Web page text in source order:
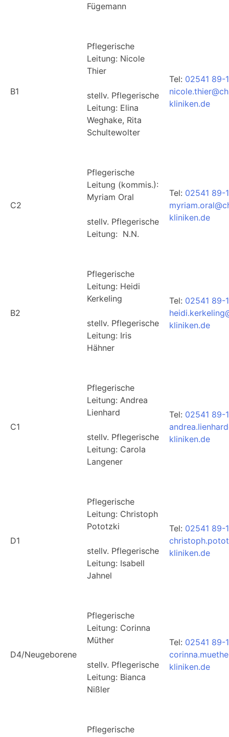
Fügemann
B1
Pflegerische
Leitung: Nicole
Thier
stellv. Pflegerische
Leitung: Elina
Weghake, Rita
Schultewolter
Tel: 02541 89-
kliniken.de
C2
Pflegerische
Leitung (kommis.):
Myriam Oral
stellv. Pflegerische
Leitung: N.N.
Tel: 02541 89-
kliniken.de
B2
Pflegerische
Leitung: Heidi
Kerkeling
stellv. Pflegerische
Leitung: Iris
Hähner
Tel: 02541 89-
kliniken.de
C1
Pflegerische
Leitung: Andrea
Lienhard
stellv. Pflegerische
Leitung: Carola
Langener
Tel: 02541 89-
kliniken.de
D1
Pflegerische
Leitung: Christoph
Pototzki
stellv. Pflegerische
Leitung: Isabell
Jahnel
Tel: 02541 89-
kliniken.de
D4/Neugeborene
Pflegerische
Leitung: Corinna
Müther
stellv. Pflegerische
Leitung: Bianca
Nißler
Tel: 02541 89-
kliniken.de
Pflegerische